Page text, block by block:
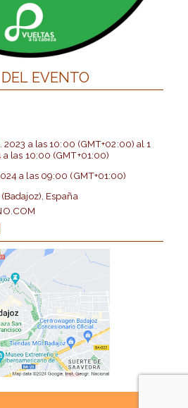
EVENTO
2023 a las10:00 (GMT+02:00) al1
a las 10:00 (GMT+01:00)
a las 09:00 (GMT+01:00)
España